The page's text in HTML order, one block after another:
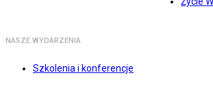
NASZE WYDARZENIA
Szkolenia i konferencje